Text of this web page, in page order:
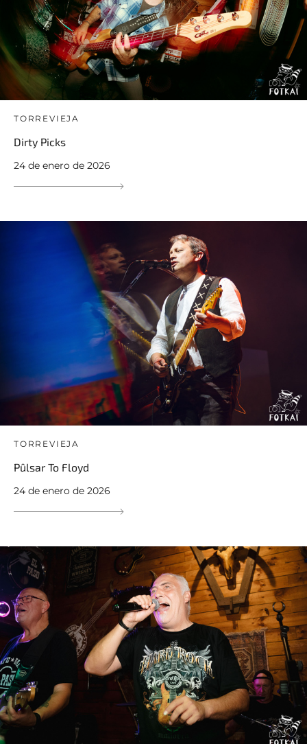
TORREVIEJA
Dirty Picks
24 de enero de 2026
TORREVIEJA
Pûlsar To Floyd
24 de enero de 2026